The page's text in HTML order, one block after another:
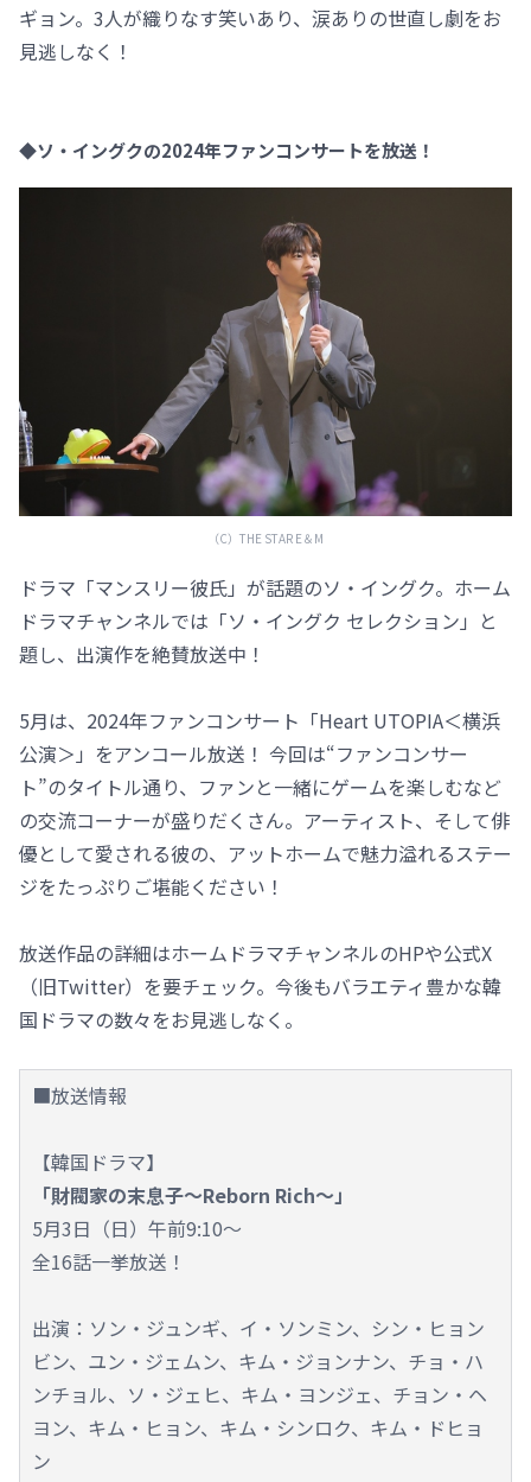
ギョン。3人が織りなす笑いあり、涙ありの世直し劇をお
見逃しなく！
◆ソ・イングクの2024年ファンコンサートを放送！
（C）THE STAR E＆M
ドラマ「マンスリー彼氏」が話題のソ・イングク。ホーム
ドラマチャンネルでは「ソ・イングク セレクション」と
題し、出演作を絶賛放送中！
5月は、2024年ファンコンサート「Heart UTOPIA＜横浜
公演＞」をアンコール放送！ 今回は“ファンコンサー
ト”のタイトル通り、ファンと一緒にゲームを楽しむなど
の交流コーナーが盛りだくさん。アーティスト、そして俳
優として愛される彼の、アットホームで魅力溢れるステー
ジをたっぷりご堪能ください！
放送作品の詳細はホームドラマチャンネルのHPや公式X
（旧Twitter）を要チェック。今後もバラエティ豊かな韓
国ドラマの数々をお見逃しなく。
■放送情報
【韓国ドラマ】
「財閥家の末息子～Reborn Rich～」
5月3日（日）午前9:10～
全16話一挙放送！
出演：ソン・ジュンギ、イ・ソンミン、シン・ヒョン
ビン、ユン・ジェムン、キム・ジョンナン、チョ・ハ
ンチョル、ソ・ジェヒ、キム・ヨンジェ、チョン・ヘ
ヨン、キム・ヒョン、キム・シンロク、キム・ドヒョ
ン